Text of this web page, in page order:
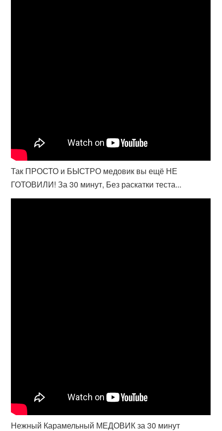
Так ПРОСТО и БЫСТРО медовик вы ещё НЕ
ГОТОВИЛИ! За 30 минут, Без раскатки теста...
Нежный Карамельный МЕДОВИК за 30 минут